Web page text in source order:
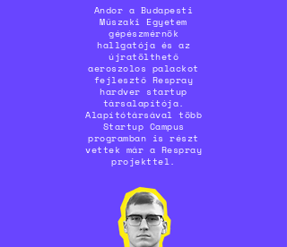
Andor a Budapesti
Műszaki Egyetem
gépészmérnök
hallgatója és az
újratölthető
aeroszolos palackot
fejlesztő Respray
hardver startup
társalapítója.
Alapítótársával több
Startup Campus
programban is részt
vettek már a Respray
projekttel.